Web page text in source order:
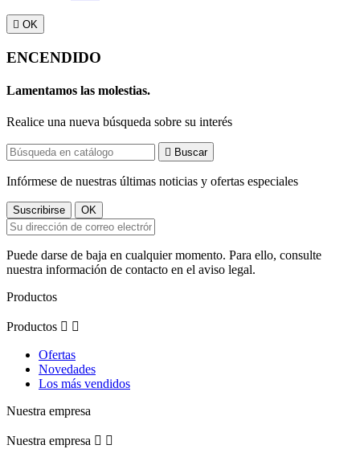
 OK
ENCENDIDO
Lamentamos las molestias.
Realice una nueva búsqueda sobre su interés
 Buscar
Infórmese de nuestras últimas noticias y ofertas especiales
Puede darse de baja en cualquier momento. Para ello, consulte
nuestra información de contacto en el aviso legal.
Productos
Productos  
Ofertas
Novedades
Los más vendidos
Nuestra empresa
Nuestra empresa  